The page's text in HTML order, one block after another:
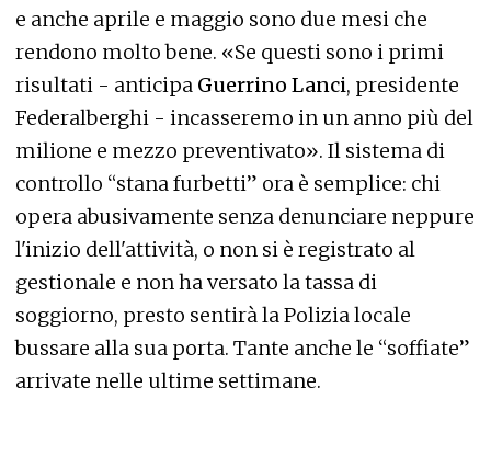
e anche aprile e maggio sono due mesi che
rendono molto bene. «Se questi sono i primi
risultati - anticipa Guerrino Lanci, presidente
Federalberghi - incasseremo in un anno più del
milione e mezzo preventivato». Il sistema di
controllo “stana furbetti” ora è semplice: chi
opera abusivamente senza denunciare neppure
l'inizio dell'attività, o non si è registrato al
gestionale e non ha versato la tassa di
soggiorno, presto sentirà la Polizia locale
bussare alla sua porta. Tante anche le “soffiate”
arrivate nelle ultime settimane.